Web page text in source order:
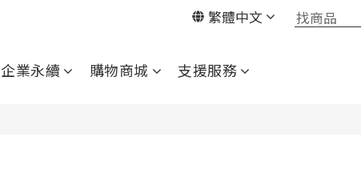
繁體中文
企業永續 購物商城 支援服務